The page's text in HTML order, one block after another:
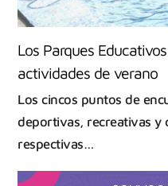
Los Parques
actividades de verano
Los cincos puntos de
deportivas, recreativas y
respectivas…